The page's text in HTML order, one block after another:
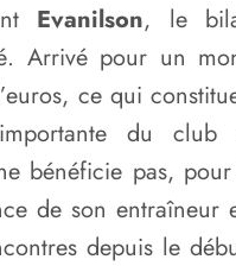
Evanilson, le
Arrivé pour un
ce qui
du
bénéficie pas,
de son entraîneur
depuis le